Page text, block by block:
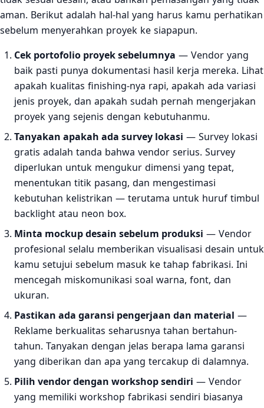
aman. Berikut adalah hal-hal yang harus kamu perhatikan
sebelum menyerahkan proyek ke siapapun.
Cek portofolio proyek sebelumnya — Vendor yang
baik pasti punya dokumentasi hasil kerja mereka. Lihat
apakah kualitas finishing-nya rapi, apakah ada variasi
jenis proyek, dan apakah sudah pernah mengerjakan
proyek yang sejenis dengan kebutuhanmu.
Tanyakan apakah ada survey lokasi — Survey lokasi
gratis adalah tanda bahwa vendor serius. Survey
diperlukan untuk mengukur dimensi yang tepat,
menentukan titik pasang, dan mengestimasi
kebutuhan kelistrikan — terutama untuk huruf timbul
backlight atau neon box.
Minta mockup desain sebelum produksi — Vendor
profesional selalu memberikan visualisasi desain untuk
kamu setujui sebelum masuk ke tahap fabrikasi. Ini
mencegah miskomunikasi soal warna, font, dan
ukuran.
Pastikan ada garansi pengerjaan dan material —
Reklame berkualitas seharusnya tahan bertahun-
tahun. Tanyakan dengan jelas berapa lama garansi
yang diberikan dan apa yang tercakup di dalamnya.
Pilih vendor dengan workshop sendiri — Vendor
yang memiliki workshop fabrikasi sendiri biasanya